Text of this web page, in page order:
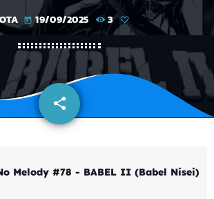
today 19/09/2025 3
share
email
Melody #78 - BABEL II (Babel Nisei)